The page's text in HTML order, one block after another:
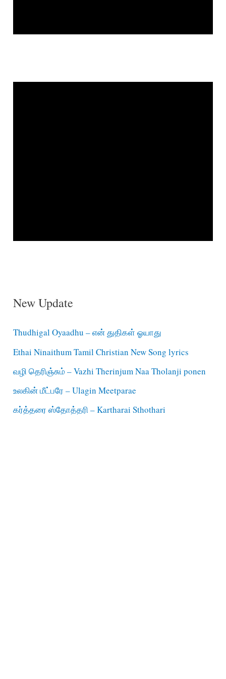
New Update
Thudhigal Oyaadhu – என் துதிகள் ஓயாது
Ethai Ninaithum Tamil Christian New Song lyrics
வழி தெரிஞ்சும் – Vazhi Therinjum Naa Tholanji ponen
உலகின் மீட்பரே – Ulagin Meetparae
கர்த்தரை ஸ்தோத்தரி – Kartharai Sthothari